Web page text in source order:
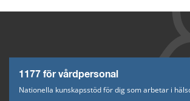
Vård av barn (VAB)
Sjukskrivning
Tjänstledighet
1177 för vårdpersonal
Nationella kunskapsstöd för dig som arbetar i